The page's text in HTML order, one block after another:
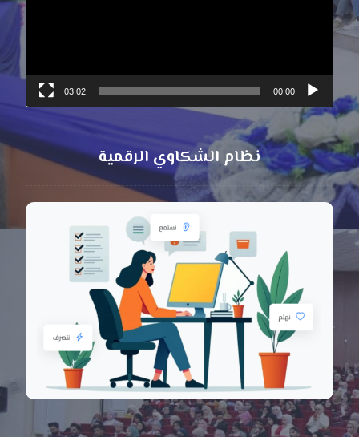
00:00
03:02
نظام الشكاوي الرقمية